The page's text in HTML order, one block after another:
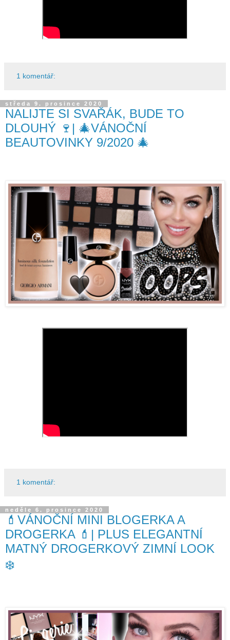
1 komentář:
středa 9. prosince 2020
NALIJTE SI SVAŘÁK, BUDE TO
DLOUHÝ 🍷| 🎄VÁNOČNÍ
BEAUTOVINKY 9/2020 🎄
1 komentář:
neděle 6. prosince 2020
💄VÁNOČNÍ MINI BLOGERKA A
DROGERKA 💄| PLUS ELEGANTNÍ
MATNÝ DROGERKOVÝ ZIMNÍ LOOK
❄️